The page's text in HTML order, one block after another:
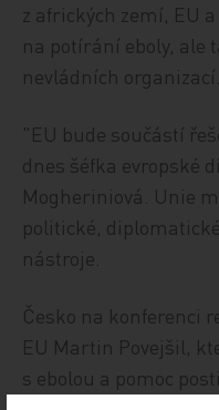
z afrických zemí, EU
na potírání eboly, ale
nevládních organizací.
"EU bude součástí
dnes šéfka evropské
Mogheriniová. Unie
politické,
nástroje.
Česko na konferenci
EU Martin Povejšil,
s ebolou a pomoc